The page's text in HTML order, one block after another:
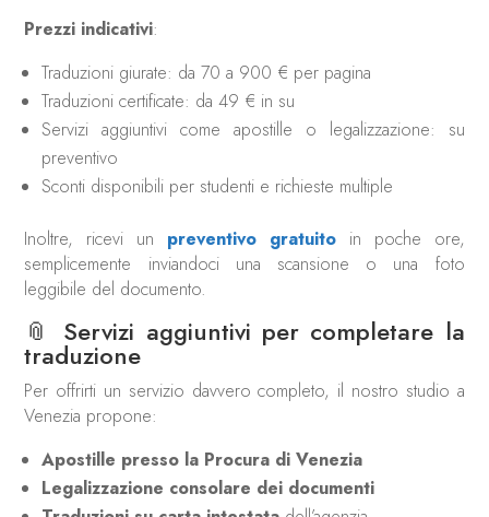
Prezzi indicativi:
Traduzioni giurate: da 70 a 900 € per pagina
Traduzioni certificate: da 49 € in su
Servizi aggiuntivi come apostille o legalizzazione: su
preventivo
Sconti disponibili per studenti e richieste multiple
Inoltre, ricevi un preventivo gratuitoin poche ore,
semplicemente inviandoci una scansione o una foto
leggibile del documento.
📎 Servizi aggiuntivi per completare la
traduzione
Per offrirti un servizio davvero completo, il nostro studio a
Venezia propone:
Apostille presso la Procura di Venezia
Legalizzazione consolare dei documenti